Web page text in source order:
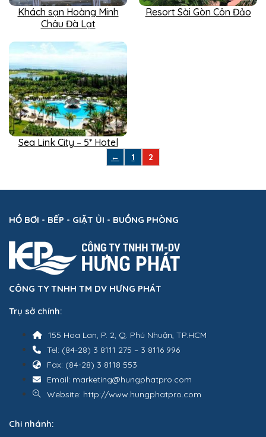
Khách sạn Hoàng Minh
Châu Đà Lạt
Resort Sài Gòn Côn Đảo
Sea Link City – 5* Hotel
← 1 2
HỒ BƠI - BẾP - GIẶT ỦI - BUỒNG PHÒNG
CÔNG TY TNHH TM DV HƯNG PHÁT
Trụ sở chính:
155 Hoa Lan, P. 2, Q. Phú Nhuận, TP.HCM
Tel: (84-28) 3 8111 275 – 3 8116 996
Fax: (84-28) 3 8118 553
Email: marketing@hungphatpro.com
Website: http://www.hungphatpro.com
Chi nhánh: